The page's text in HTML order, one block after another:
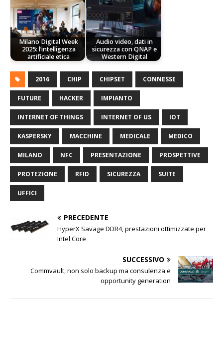
Milano Digital Week
2025: l’intelligenza
artificiale etica
Audio video, dati in
sicurezza con QNAP e
Western Digital
2016 CHIP CHIPSET CONNESSE
FUTURE HACKER IMPIANTO
INTERNET OF THINGS INTERNET OF US IOT
KASPERSKY MACCHINE MEDICALE MEDICO
MILANO NFC PRESENTAZIONE PROSPETTIVE
PROTEZIONE RFID SICUREZZA SUITE
UFFICI
PRECEDENTE
HyperX Savage DDR4, prestazioni ottimizzate per
Intel Core
SUCCESSIVO
Commvault, non solo backup ma consulenza e
opportunity generation